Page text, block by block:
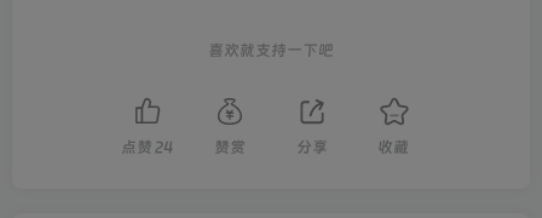
喜欢就支持一下吧
点赞 24 赞赏 分享 收藏